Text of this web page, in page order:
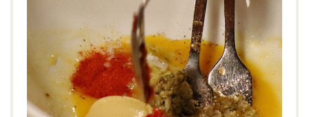
Restaurant Auracher-Löchl & Bar „Stollen
1930“, Kufstein
GENIESSEN
Altstadt,Auracher Löchl,Genuss,
Hausmannskost Kufstein,Österreich,
Restaurant
Steak Tiroler Stuben,Tradition